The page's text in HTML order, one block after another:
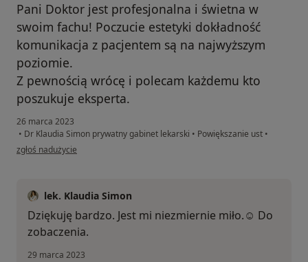
Pani Doktor jest profesjonalna i świetna w
swoim fachu! Poczucie estetyki dokładność
komunikacja z pacjentem są na najwyższym
poziomie.
Z pewnością wrócę i polecam każdemu kto
poszukuje eksperta.
26 marca 2023
• Dr Klaudia Simon prywatny gabinet lekarski • Powiększanie ust •
w opinii użytkownika Natalia
zgłoś nadużycie
lek. Klaudia Simon
Dziękuję bardzo. Jest mi niezmiernie miło.☺️ Do
zobaczenia.
29 marca 2023